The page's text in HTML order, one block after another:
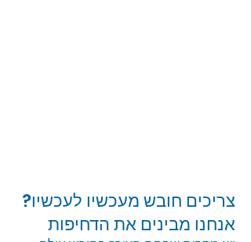
צריכים חובש מעכשיו לעכשיו?
אנחנו מבינים את הדחיפות